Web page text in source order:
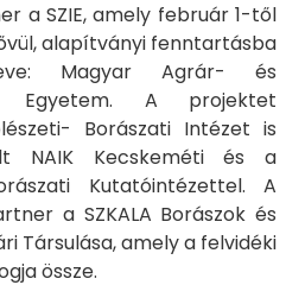
a SZIE, amely február 1-től
alapítványi fenntartásba
Magyar Agrár- és
Egyetem. A projektet
Borászati Intézet is
NAIK Kecskeméti és a
Kutatóintézettel. A
a SZKALA Borászok és
Társulása, amely a felvidéki
össze.